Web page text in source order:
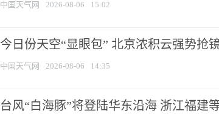
中国天气网 2026-08-06 15:02
今日份天空“显眼包” 北京浓积云强势抢
中国天气网 2026-08-06 14:35
台风“白海豚”将登陆华东沿海 浙江福建